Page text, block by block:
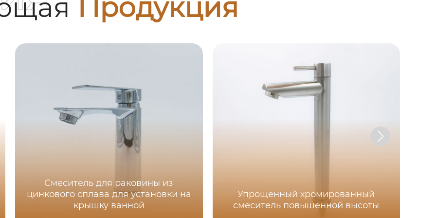
Продукция
Смеситель для раковины из
цинкового сплава для установки на
крышку ванной
Упрощенный хромированный
смеситель повышенной высоты